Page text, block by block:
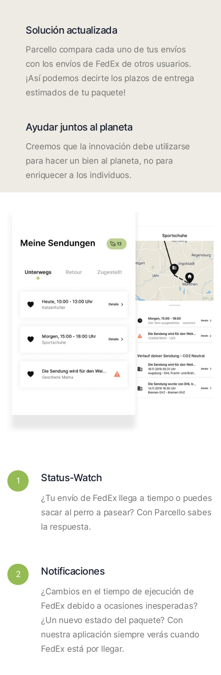
Solución actualizada
Parcello compara cada uno de tus envíos
con los envíos de FedEx de otros usuarios.
¡Así podemos decirte los plazos de entrega
estimados de tu paquete!
Ayudar juntos al planeta
Creemos que la innovación debe utilizarse
para hacer un bien al planeta, no para
enriquecer a los individuos.
1 Status-Watch
¿Tu envío de FedEx llega a tiempo o puedes
sacar al perro a pasear? Con Parcello sabes
la respuesta.
2 Notificaciones
¿Cambios en el tiempo de ejecución de
FedEx debido a ocasiones inesperadas?
¿Un nuevo estado del paquete? Con
nuestra aplicación siempre verás cuando
FedEx está por llegar.